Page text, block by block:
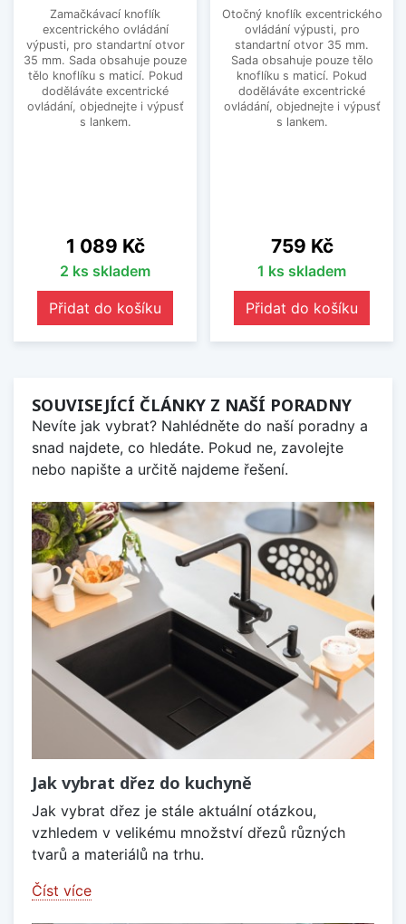
Zamačkávací knoflík
excentrického ovládání
výpusti, pro standartní otvor
35 mm. Sada obsahuje pouze
tělo knoflíku s maticí. Pokud
doděláváte excentrické
ovládání, objednejte i výpusť
s lankem.
Cena
1 089 Kč
2 ks skladem
Přidat do košíku
Otočný knoflík excentrického
ovládání výpusti, pro
standartní otvor 35 mm.
Sada obsahuje pouze tělo
knoflíku s maticí. Pokud
doděláváte excentrické
ovládání, objednejte i výpusť
s lankem.
Cena
759 Kč
1 ks skladem
Přidat do košíku
SOUVISEJÍCÍ ČLÁNKY Z NAŠÍ PORADNY
Nevíte jak vybrat? Nahlédněte do naší poradny a
snad najdete, co hledáte. Pokud ne, zavolejte
nebo napište a určitě najdeme řešení.
Jak vybrat dřez do kuchyně
Jak vybrat dřez je stále aktuální otázkou,
vzhledem v velikému množství dřezů různých
tvarů a materiálů na trhu.
Číst více